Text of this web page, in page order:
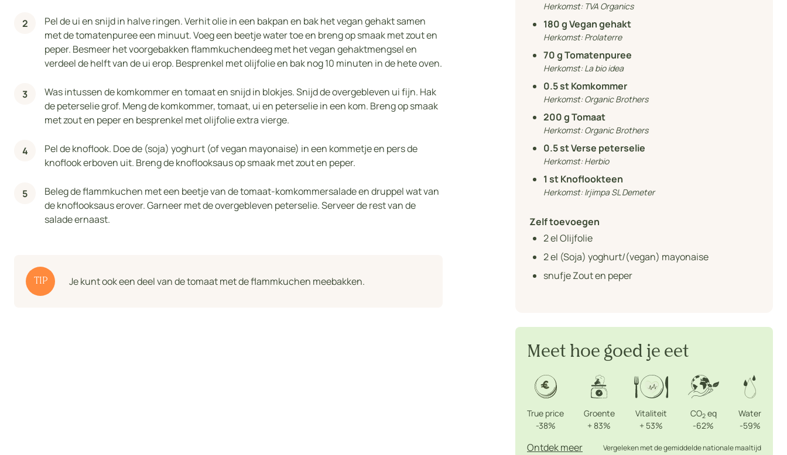
Pel de ui en snijd in halve ringen. Verhit olie in een bakpan en bak het vegan gehakt samen
met de tomatenpuree een minuut. Voeg een beetje water toe en breng op smaak met zout en
peper. Besmeer het voorgebakken flammkuchendeeg met het vegan gehaktmengsel en
verdeel de helft van de ui erop. Besprenkel met olijfolie en bak nog 10 minuten in de hete oven.
Was intussen de komkommer en tomaat en snijd in blokjes. Snijd de overgebleven ui fijn. Hak
de peterselie grof. Meng de komkommer, tomaat, ui en peterselie in een kom. Breng op smaak
met zout en peper en besprenkel met olijfolie extra vierge.
Pel de knoflook. Doe de (soja) yoghurt (of vegan mayonaise) in een kommetje en pers de
knoflook erboven uit. Breng de knoflooksaus op smaak met zout en peper.
Beleg de flammkuchen met een beetje van de tomaat-komkommersalade en druppel wat van
de knoflooksaus erover. Garneer met de overgebleven peterselie. Serveer de rest van de
salade ernaast.
TIP Je kunt ook een deel van de tomaat met de flammkuchen meebakken.
Herkomst: TVA Organics
180g Vegan gehakt
Herkomst:Prolaterre
70g Tomatenpuree
Herkomst:La bio idea
0.5st Komkommer
Herkomst:Organic Brothers
200g Tomaat
Herkomst:Organic Brothers
0.5st Verse peterselie
Herkomst:Herbio
1 st Knoflookteen
Herkomst:Irjimpa SL Demeter
Zelf toevoegen
2el Olijfolie
2el (Soja) yoghurt/(vegan) mayonaise
snufje Zout en peper
Meet hoe goed je eet
True price
-38%
Groente
+ 83%
Vitaliteit
+ 53%
CO2eq
-62%
Water
-59%
Ontdek meer Vergeleken met de gemiddelde nationale maaltijd